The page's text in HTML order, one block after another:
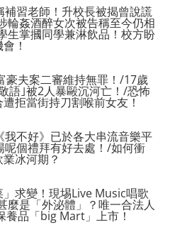
習老師！升校長被揭曾說謊
輪姦酒醉女次被告稱至今仍相
生掌摑同學兼淋飲品！校方盼
！
豪夫案二審維持無罪！/17歲
語｣被2人暴毆沉河亡！/恐怖
拒當街持刀割喉前女友！
我不好》已於各大串流音樂平
呢個禮拜有好去處！/如何衝
冰河期？
求變！現埸Live Music唱歌
麼是「外泌體」？唯一合法人
養品「big Mart」上市！